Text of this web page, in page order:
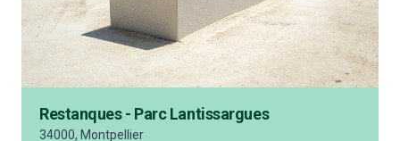
Restanques - Parc Lantissargues
34000, Montpellier